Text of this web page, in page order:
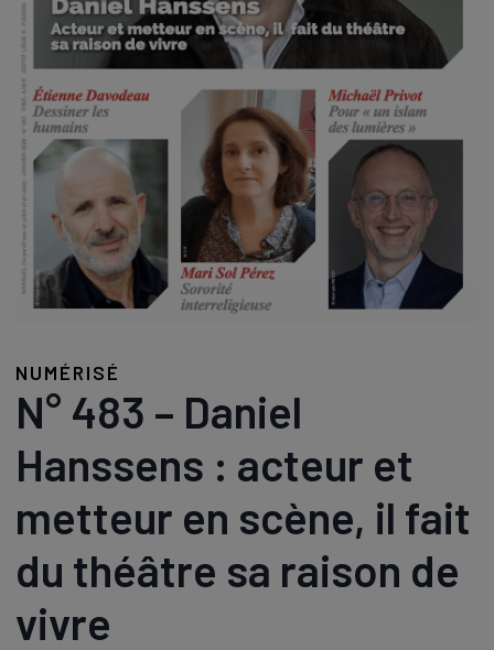
NUMÉRISÉ
N° 483 – Daniel
Hanssens : acteur et
metteur en scène, il fait
du théâtre sa raison de
vivre